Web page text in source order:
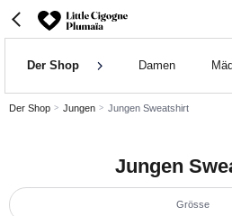
Der Shop Damen
Der Shop Jungen Jungen Sweatshirt
Jungen
Grösse